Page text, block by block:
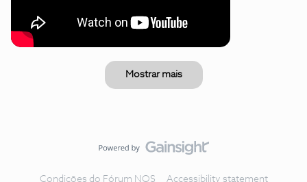
Mostrar mais
Condições do Fórum NOS Accessibility statement